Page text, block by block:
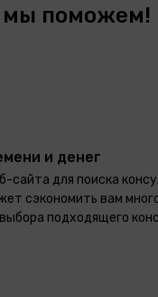
мы поможем!
и денег
сайта для поиска
сэкономить вам
подходящего